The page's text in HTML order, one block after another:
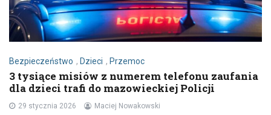
Bezpieczeństwo , Dzieci , Przemoc
3 tysiące misiów z numerem telefonu zaufania
dla dzieci trafi do mazowieckiej Policji
29 stycznia 2026 Maciej Nowakowski